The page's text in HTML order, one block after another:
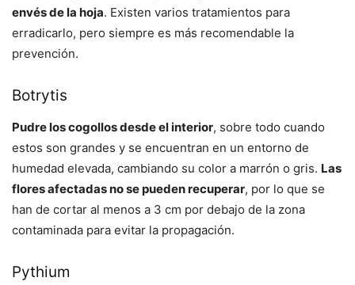
envés de la hoja. Existen varios tratamientos para
erradicarlo, pero siempre es más recomendable la
prevención.
Botrytis
Pudre los cogollos desde el interior, sobre todo cuando
estos son grandes y se encuentran en un entorno de
humedad elevada, cambiando su color a marrón o gris. Las
flores afectadas no se pueden recuperar, por lo que se
han de cortar al menos a 3 cm por debajo de la zona
contaminada para evitar la propagación.
Pythium